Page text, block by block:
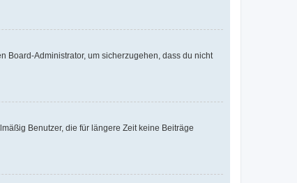
Board-Administrator, um sicherzugehen, dass du nicht
Benutzer, die für längere Zeit keine Beiträge